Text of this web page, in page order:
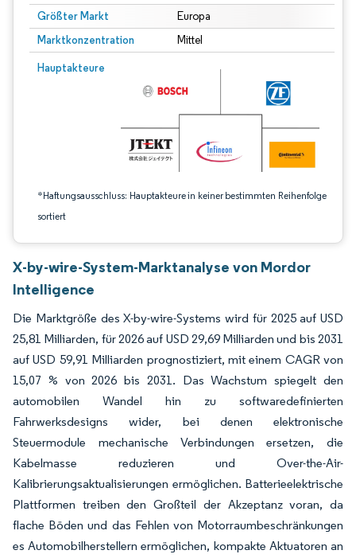
Größter Markt Europa
Marktkonzentration Mittel
Hauptakteure
*Haftungsausschluss: Hauptakteure in keiner bestimmten Reihenfolge
sortiert
Bild © Mordor Intelligence. Wiederverwendung erfordert Namensnennung
X-by-wire-System-Marktanalyse von Mordor
Intelligence
Die Marktgröße des X-by-wire-Systems wird für 2025 auf USD
25,81 Milliarden, für 2026 auf USD 29,69 Milliarden und bis 2031
auf USD 59,91 Milliarden prognostiziert, mit einem CAGR von
15,07 % von 2026 bis 2031. Das Wachstum spiegelt den
automobilen Wandel hin zu softwaredefinierten
Fahrwerksdesigns wider, bei denen elektronische
Steuermodule mechanische Verbindungen ersetzen, die
Kabelmasse reduzieren und Over-the-Air-
Kalibrierungsaktualisierungen ermöglichen. Batterieelektrische
Plattformen treiben den Großteil der Akzeptanz voran, da
flache Böden und das Fehlen von Motorraumbeschränkungen
es Automobilherstellern ermöglichen, kompakte Aktuatoren an